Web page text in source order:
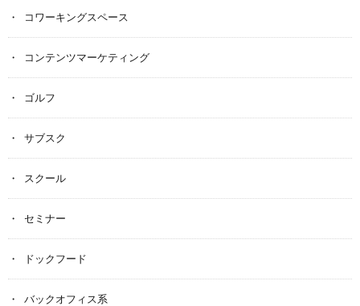
コワーキングスペース
コンテンツマーケティング
ゴルフ
サブスク
スクール
セミナー
ドックフード
バックオフィス系